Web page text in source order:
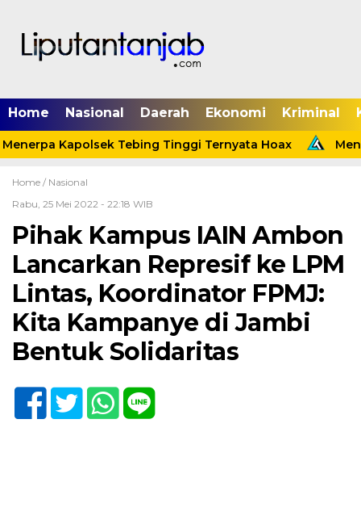
Home Nasional Daerah Ekonomi Kriminal
Kapolsek Tebing Tinggi Ternyata Hoax
Home / Nasional
Rabu, 25 Mei 2022 - 22:18 WIB
Pihak Kampus IAIN Ambon
Lancarkan Represif ke LPM
Lintas, Koordinator FPMJ:
Kita Kampanye di Jambi
Bentuk Solidaritas